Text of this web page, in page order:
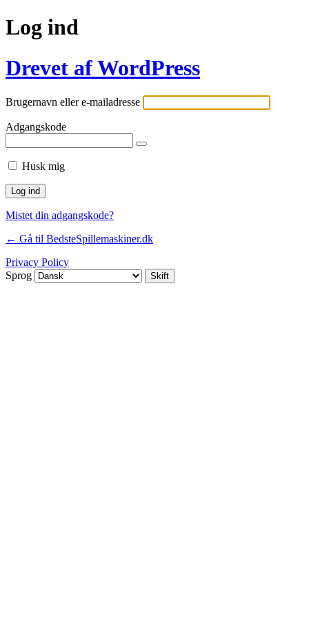
Log ind
Drevet af WordPress
Brugernavn eller e-mailadresse
Adgangskode
Husk mig
Mistet din adgangskode?
← Gå til BedsteSpillemaskiner.dk
Privacy Policy
Sprog